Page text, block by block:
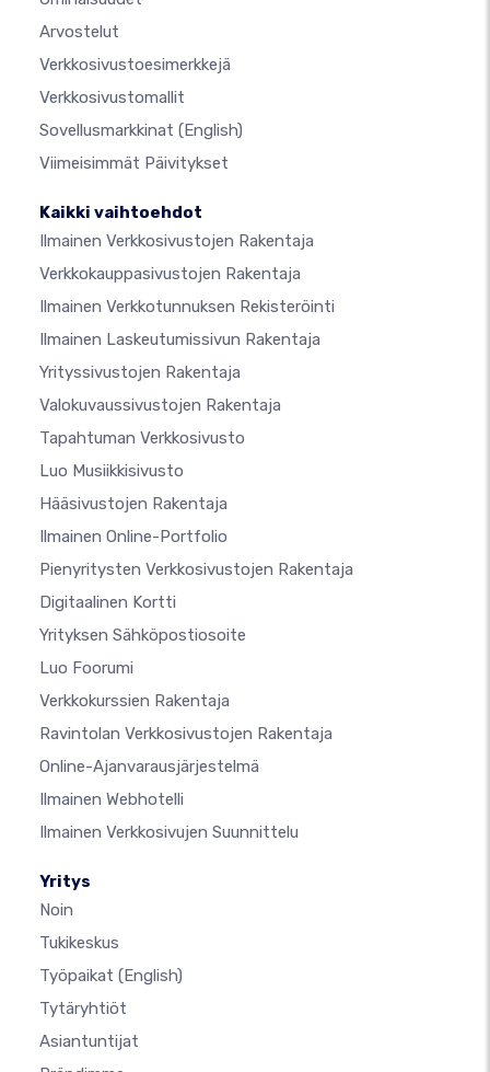
Arvostelut
Verkkosivustoesimerkkejä
Verkkosivustomallit
Sovellusmarkkinat (English)
Viimeisimmät Päivitykset
Kaikki vaihtoehdot
Ilmainen Verkkosivustojen Rakentaja
Verkkokauppasivustojen Rakentaja
Ilmainen Verkkotunnuksen Rekisteröinti
Ilmainen Laskeutumissivun Rakentaja
Yrityssivustojen Rakentaja
Valokuvaussivustojen Rakentaja
Tapahtuman Verkkosivusto
Luo Musiikkisivusto
Hääsivustojen Rakentaja
Ilmainen Online-Portfolio
Pienyritysten Verkkosivustojen Rakentaja
Digitaalinen Kortti
Yrityksen Sähköpostiosoite
Luo Foorumi
Verkkokurssien Rakentaja
Ravintolan Verkkosivustojen Rakentaja
Online-Ajanvarausjärjestelmä
Ilmainen Webhotelli
Ilmainen Verkkosivujen Suunnittelu
Yritys
Noin
Tukikeskus
Työpaikat (English)
Tytäryhtiöt
Asiantuntijat